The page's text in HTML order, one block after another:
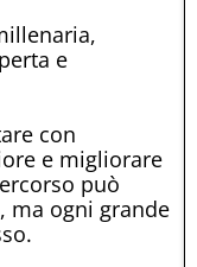
e
con
e migliorare
può
ma ogni grande